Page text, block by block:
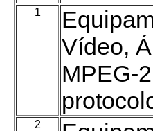
1
Vídeo,
MPEG-
2